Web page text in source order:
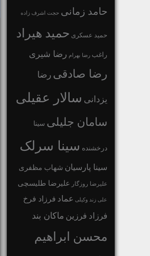
حامد زمانی حجت اشرف زاده
حمید عسکری حمید هیراد
راغب رضا بهرام رضا شیری
رضا صادقی رضا
یزدانی سالار عقیلی
سامان جلیلی سینا
درخشنده سینا سرلک
سینا پارسیان شهاب مظفری
علیرضا روزگار علیرضا طلیسچی
علی زند وکیلی عماد فرزاد فرخ
فرزاد فرزین ماکان بند
محسن ابراهیم